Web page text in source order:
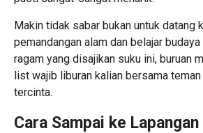
Makin tidak sabar bukan untuk datang
pemandangan alam dan belajar
ragam yang disajikan suku ini, buruan
list wajib liburan kalian bersama
tercinta.
Cara Sampai ke